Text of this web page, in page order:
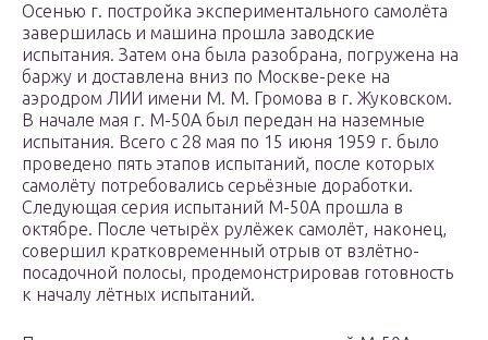
Осенью г. постройка экспериментального самолёта
завершилась и машина прошла заводские
испытания. Затем она была разобрана, погружена на
баржу и доставлена вниз по Москве-реке на
аэродром ЛИИ имени М. М. Громова в г. Жуковском.
В начале мая г. М-50А был передан на наземные
испытания. Всего с 28 мая по 15 июня 1959 г. было
проведено пять этапов испытаний, после которых
самолёту потребовались серьёзные доработки.
Следующая серия испытаний М-50А прошла в
октябре. После четырёх рулёжек самолёт, наконец,
совершил кратковременный отрыв от взлётно-
посадочной полосы, продемонстрировав готовность
к началу лётных испытаний.